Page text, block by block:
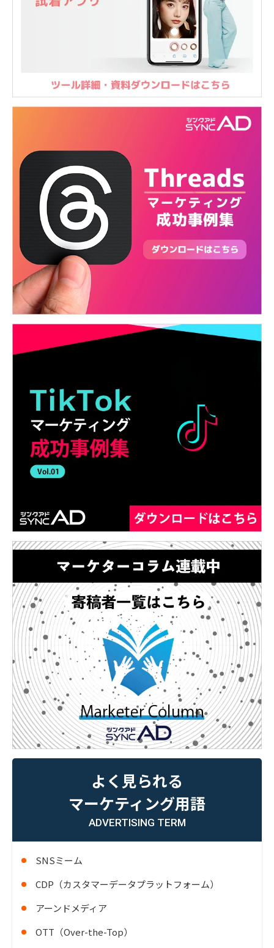
よく見られる
マーケティング用語
ADVERTISING TERM
SNSミーム
CDP（カスタマーデータプラットフォーム）
アーンドメディア
OTT（Over-the-Top）